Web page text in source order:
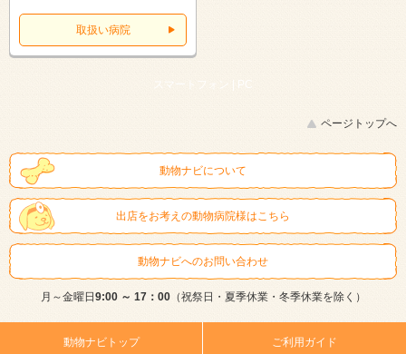
取扱い病院
スマートフォン | PC
ページトップへ
動物ナビについて
出店をお考えの動物病院様はこちら
動物ナビへのお問い合わせ
月～金曜日9:00 ～ 17：00（祝祭日・夏季休業・冬季休業を除く）
動物ナビトップ ご利用ガイド